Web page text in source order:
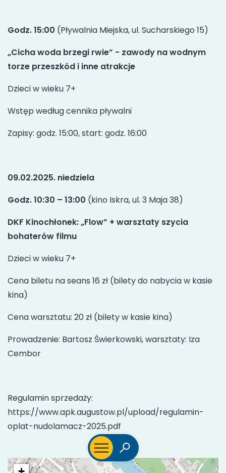
Godz. 15:00 (Pływalnia Miejska, ul. Sucharskiego 15)
„Cicha woda brzegi rwie” - zawody na wodnym
torze przeszkód i inne atrakcje
Dzieci w wieku 7+
Wstęp według cennika pływalni
Zapisy: godz. 15:00, start: godz. 16:00
09.02.2025. niedziela
Godz. 10:30 – 13:00 (kino Iskra, ul. 3 Maja 38)
DKF Kinochłonek: „Flow” + warsztaty szycia
bohaterów filmu
Dzieci w wieku 7+
Cena biletu na seans 16 zł (bilety do nabycia w kasie
kina)
Cena warsztatu: 20 zł (bilety w kasie kina)
Prowadzenie: Bartosz Świerkowski, warsztaty: Iza
Cembor
Regulamin sprzedaży:
https://www.apk.augustow.pl/upload/regulamin-
oplat-nudolamacz-2025.pdf